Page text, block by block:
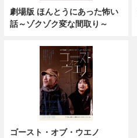
劇場版 ほんとうにあった怖い
話～ゾクゾク変な間取り～
ゴースト・オブ・ウエノ